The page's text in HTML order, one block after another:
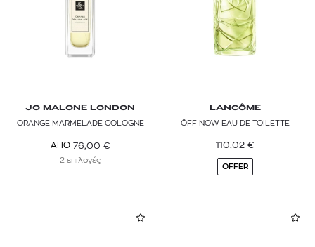
JO MALONE LONDON
ORANGE MARMELADE COLOGNE
ΑΠΟ 76,00 €
2 επιλογές
LANCÔME
ÔFF NOW EAU DE TOILETTE
110,02 €
OFFER